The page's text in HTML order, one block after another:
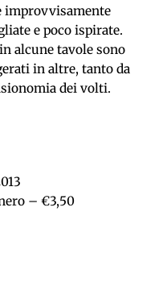
improvvisamente
e poco ispirate.
alcune tavole sono
in altre, tanto da
dei volti.
– €3,50